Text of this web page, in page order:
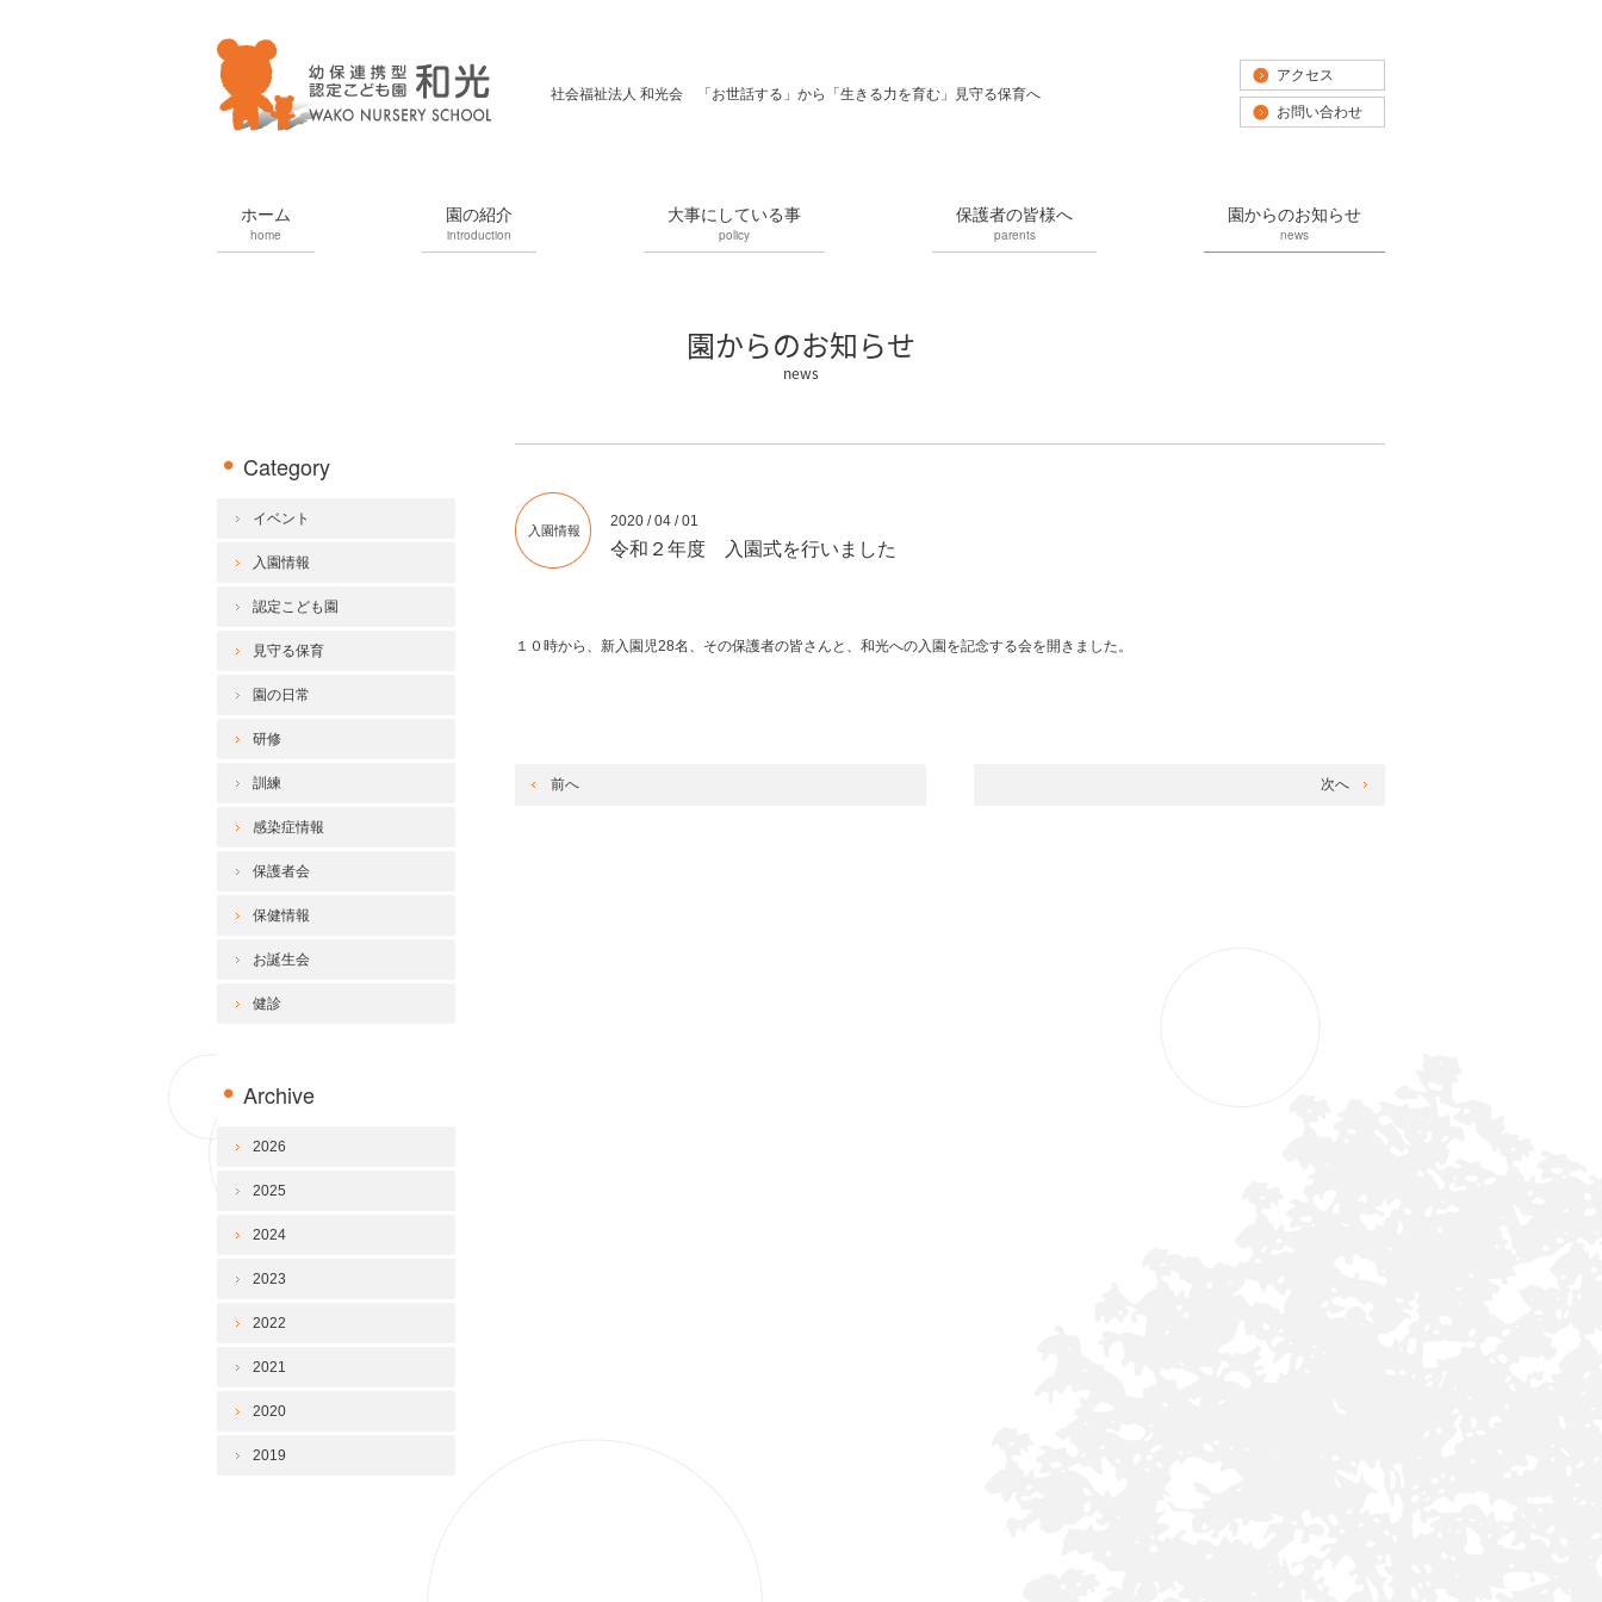
社会福祉法人 和光会 「お世話する」から「生きる力を育む」見守る保育へ
アクセス
お問い合わせ
ホーム
home
園の紹介
introduction
大事にしている事
policy
保護者の皆様へ
parents
園からのお知らせ
news
園からのお知らせ
入園情報
2020 / 04 / 01
令和２年度 入園式を行いました
１０時から、新入園児28名、その保護者の皆さんと、和光への入園を記念する会を開きました。
前へ 次へ
Category
イベント
入園情報
認定こども園
見守る保育
園の日常
研修
訓練
感染症情報
保護者会
保健情報
お誕生会
健診
Archive
2026
2025
2024
2023
2022
2021
2020
2019